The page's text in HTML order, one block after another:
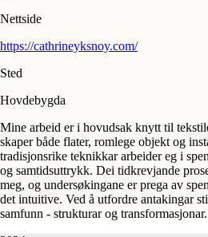
Nettside
https://cathrineyksnoy.com/
Sted
Hovdebygda
Mine arbeid er i hovudsak knytt til
skaper både flater, romlege objekt og
tradisjonsrike teknikkar arbeider eg i
og samtidsuttrykk. Dei tidkrevjande
meg, og undersøkingane er prega av
det intuitive. Ved å utfordre antakingar
samfunn - strukturar og transformasjonar.